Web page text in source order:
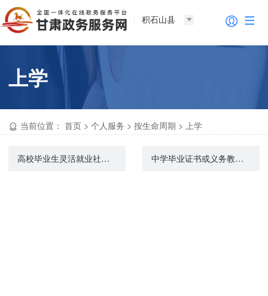
积石山县
上学
当前位置： 首页 >个人服务 >按生命周期 > 上学
高校毕业生灵活就业社会保险补贴申领 中学毕业证书或义务教育完成证书遗失办理